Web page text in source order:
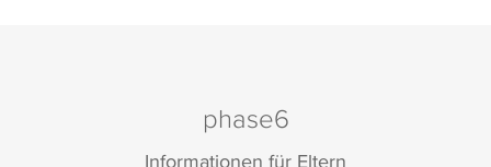
phase6
Informationen für Eltern